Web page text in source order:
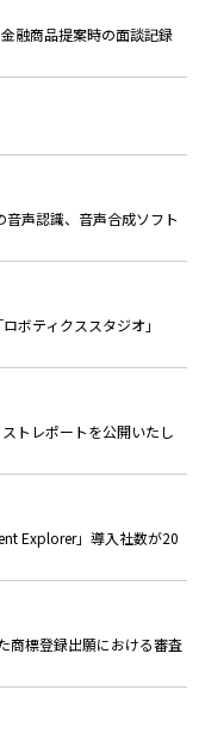
融商品提案時の面談記録
声認識、音声合成ソフト
ボティクススタジオ」
トレポートを公開いたし
Explorer」導入社数が20
商標登録出願における審査